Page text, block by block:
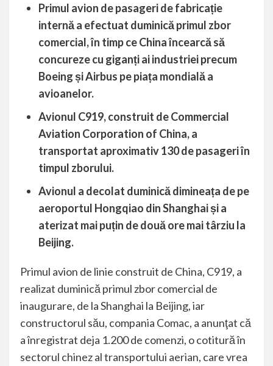
Primul avion de pasageri de fabricație
internă a efectuat duminică primul zbor
comercial, în timp ce China încearcă să
concureze cu giganți ai industriei precum
Boeing și Airbus pe piața mondială a
avioanelor.
Avionul C919, construit de Commercial
Aviation Corporation of China, a
transportat aproximativ 130 de pasageri în
timpul zborului.
Avionul a decolat duminică dimineața de pe
aeroportul Hongqiao din Shanghai și a
aterizat mai puțin de două ore mai târziu la
Beijing.
Primul avion de linie construit de China, C919, a
realizat duminică primul zbor comercial de
inaugurare, de la Shanghai la Beijing, iar
constructorul său, compania Comac, a anunţat că
a înregistrat deja 1.200 de comenzi, o cotitură în
sectorul chinez al transportului aerian, care vrea